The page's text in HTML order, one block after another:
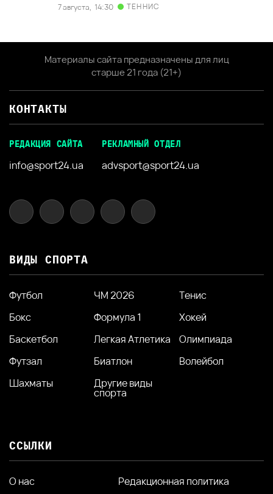
7 августа, 14:30 ТЕННИС
Материалы сайта предназначены для лиц
старше 21 года (21+)
КОНТАКТЫ
РЕДАКЦИЯ САЙТА
info@sport24.ua
РЕКЛАМНЫЙ ОТДЕЛ
advsport@sport24.ua
ВИДЫ СПОРТА
Футбол ЧМ 2026
Тенис
Бокс
Формула 1
Хокей
Баскетбол
Легкая Атлетика
Олимпиада
Футзал
Биатлон
Волейбол
Шахматы
Другие виды
спорта
ССЫЛКИ
О нас
Редакционная политика